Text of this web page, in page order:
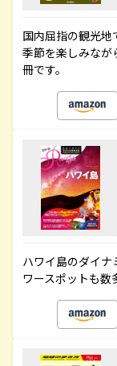
国内屈指の観光地
季節を楽しみなが
冊です。
ハワイ島のダイ
ワースポットも数